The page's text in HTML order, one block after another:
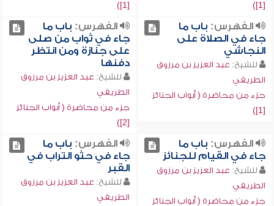
[1])
[1])
الفهرس: باب ما
جاء في الصلاة على
النجاشي
للشيخ: عبد العزيز بن مرزوق
الطريفي
جزء من محاضرة ( أبواب الجنائز
[1])
الفهرس: باب ما
جاء في ثواب من صلى
على جنازة ومن انتظر
دفنها
للشيخ: عبد العزيز بن مرزوق
الطريفي
جزء من محاضرة ( أبواب الجنائز
[2])
الفهرس: باب ما
جاء في القيام للجنائز
للشيخ: عبد العزيز بن مرزوق
الطريفي
جزء من محاضرة ( أبواب الجنائز
الفهرس: باب ما
جاء في حثو التراب في
القبر
للشيخ: عبد العزيز بن مرزوق
الطريفي